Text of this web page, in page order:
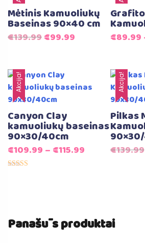
Mėtinis Kamuoliukų
Baseinas 90×40 cm
€139.99Original
€139.99.
€99.99 €89.99
Akcija!
Canyon Clay
kamuoliukų baseinas
90×30/40cm
€109.99 – €115.99
Akcija!
Pilkas
€139.99
Panašūs produktai